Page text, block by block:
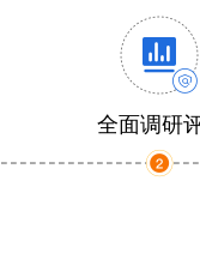
全面调研